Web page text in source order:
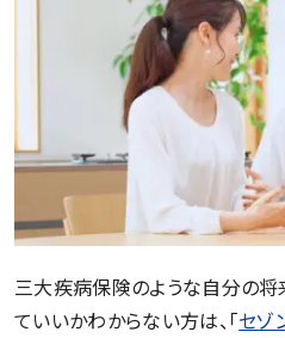
三大疾病保険のような自分の将
ていいかわからない方は、「セゾ